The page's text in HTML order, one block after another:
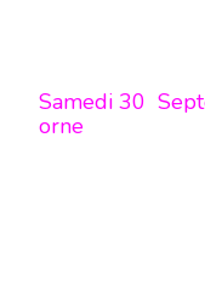
Samedi 30
orne